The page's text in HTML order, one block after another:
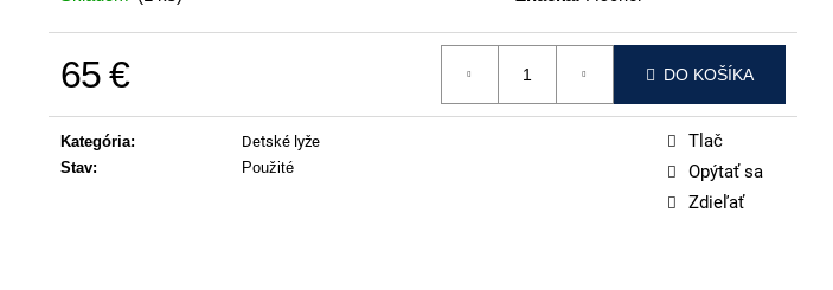
65 € DO KOŠÍKA
Kategória:
Detské lyže
Stav: Použité
Tlač
Opýtať sa
Zdieľať